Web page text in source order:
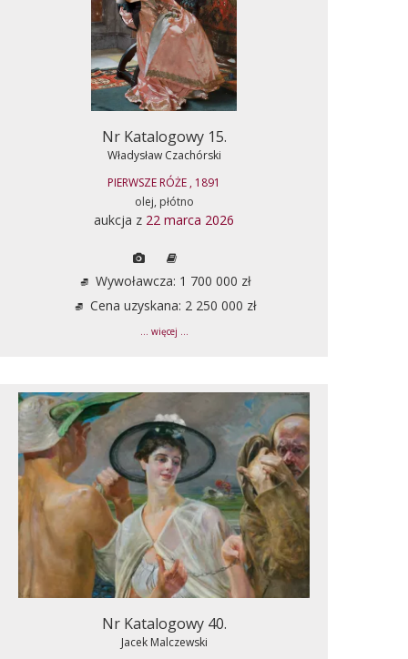
Nr Katalogowy 15.
Władysław Czachórski
PIERWSZE RÓŻE , 1891
olej, płótno
aukcja z 22 marca 2026
Wywoławcza: 1 700 000 zł
Cena uzyskana: 2 250 000 zł
... więcej ...
Nr Katalogowy 40.
Jacek Malczewski